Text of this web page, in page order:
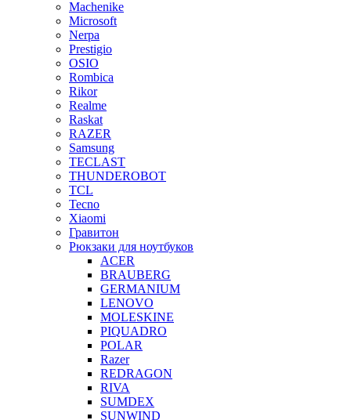
Machenike
Microsoft
Nerpa
Prestigio
OSIO
Rombica
Rikor
Realme
Raskat
RAZER
Samsung
TECLAST
THUNDEROBOT
TCL
Tecno
Xiaomi
Гравитон
Рюкзаки для ноутбуков
ACER
BRAUBERG
GERMANIUM
LENOVO
MOLESKINE
PIQUADRO
POLAR
Razer
REDRAGON
RIVA
SUMDEX
SUNWIND